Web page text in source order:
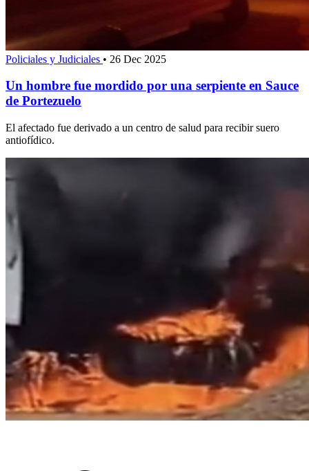
Policiales y Judiciales • 26 Dec 2025
Un hombre fue mordido por una serpiente en Sauce
de Portezuelo
El afectado fue derivado a un centro de salud para recibir suero
antiofídico.